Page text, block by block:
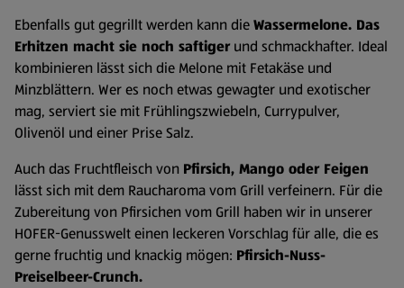
Ebenfalls gut gegrillt werden kann dieWassermelone. Das
Erhitzen macht sie noch saftiger und schmackhafter. Ideal
kombinieren lässt sich die Melone mit Fetakäse und
Minzblättern. Wer es noch etwas gewagter und exotischer
mag, serviert sie mit Frühlingszwiebeln, Currypulver,
Olivenöl und einer Prise Salz.
Auch das Fruchtfleisch von Pfirsich, Mango oder Feigen
lässt sich mit dem Raucharoma vom Grill verfeinern. Für die
Zubereitung von Pfirsichen vom Grill haben wir in unserer
HOFER-Genusswelt einen leckeren Vorschlag für alle, die es
gerne fruchtig und knackig mögen: Pfirsich-Nuss-
Preiselbeer-Crunch.